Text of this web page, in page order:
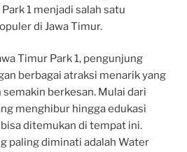
1 menjadi salah satu
di Jawa Timur.
Timur Park 1, pengunjung
berbagai atraksi menarik yang
berkesan. Mulai dari
menghibur hingga edukasi
ditemukan di tempat ini.
paling diminati adalah Water